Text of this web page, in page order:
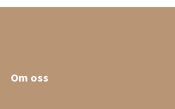
Om oss